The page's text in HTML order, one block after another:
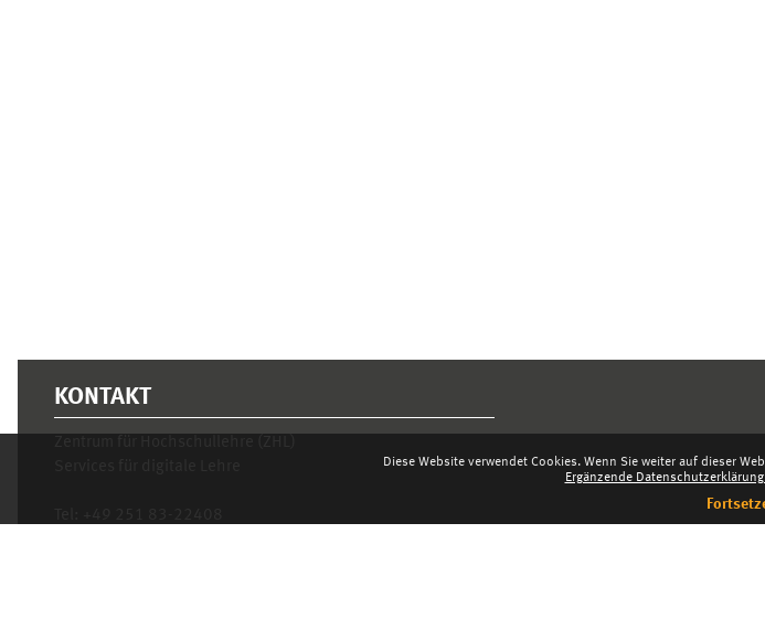
Diese Website verwendet Cookies. Wenn Sie weiter auf dieser
Ergänzende
KONTAKT